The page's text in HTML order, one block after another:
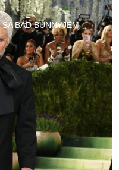
BAD BUNNYJEM